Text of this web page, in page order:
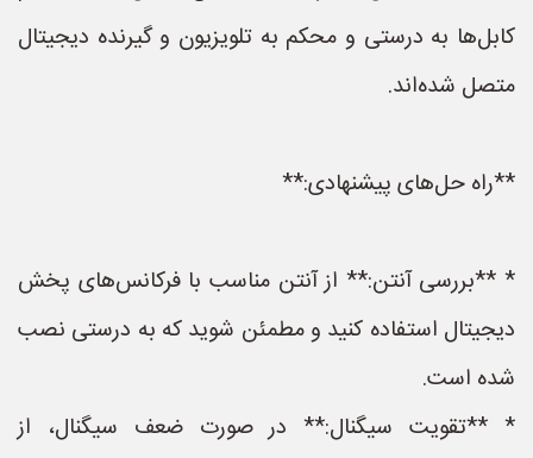
کابل‌ها به درستی و محکم به تلویزیون و گیرنده دیجیتال
متصل شده‌اند.
**راه حل‌های پیشنهادی:**
* **بررسی آنتن:** از آنتن مناسب با فرکانس‌های پخش
دیجیتال استفاده کنید و مطمئن شوید که به درستی نصب
شده است.
* **تقویت سیگنال:** در صورت ضعف سیگنال، از